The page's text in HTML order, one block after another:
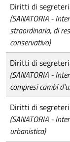
Diritti di
(SANATORIA -
straordinaria, di
conservativo)
Diritti di
(SANATORIA -
compresi cambi
Diritti di
(SANATORIA -
urbanistica)